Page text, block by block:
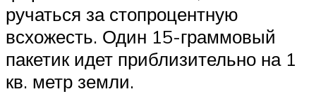
ручаться за стопроцентную
всхожесть. Один 15-граммовый
пакетик идет приблизительно на 1
кв. метр земли.